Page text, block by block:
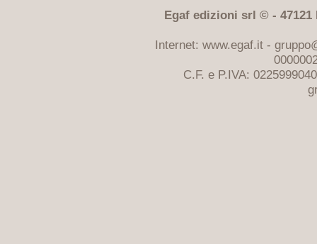
Egaf edizioni srl © - 47121
Internet: www.egaf.it -
C.F. e P.IVA: